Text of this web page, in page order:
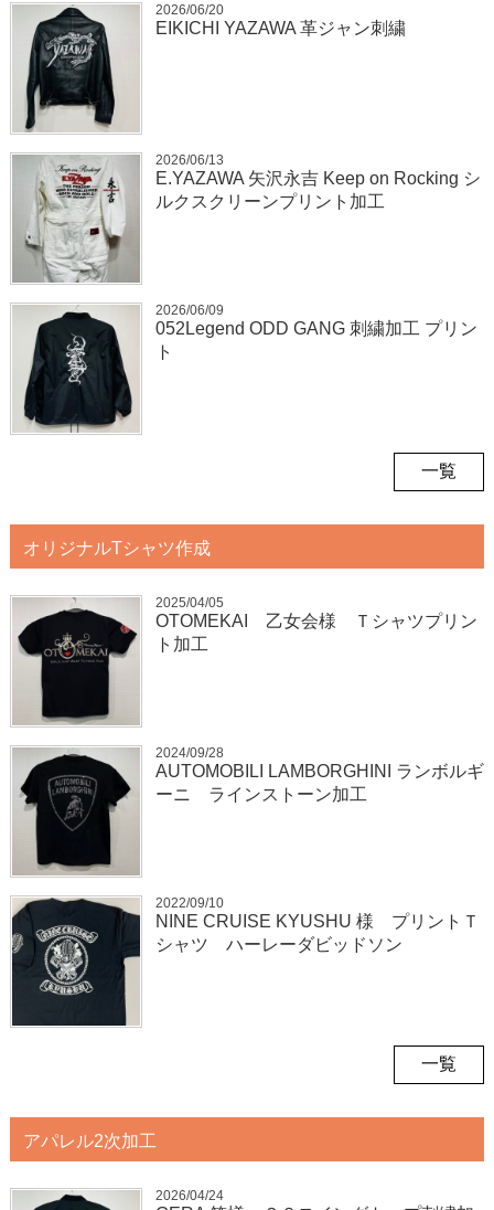
2026/06/20
EIKICHI YAZAWA 革ジャン刺繍
2026/06/13
E.YAZAWA 矢沢永吉 Keep on Rocking シ
ルクスクリーンプリント加工
2026/06/09
052Legend ODD GANG 刺繍加工 プリン
ト
一覧
オリジナルTシャツ作成
2025/04/05
OTOMEKAI 乙女会様 Ｔシャツプリン
ト加工
2024/09/28
AUTOMOBILI LAMBORGHINI ランボルギ
ーニ ラインストーン加工
2022/09/10
NINE CRUISE KYUSHU 様 プリントＴ
シャツ ハーレーダビッドソン
一覧
アパレル2次加工
2026/04/24